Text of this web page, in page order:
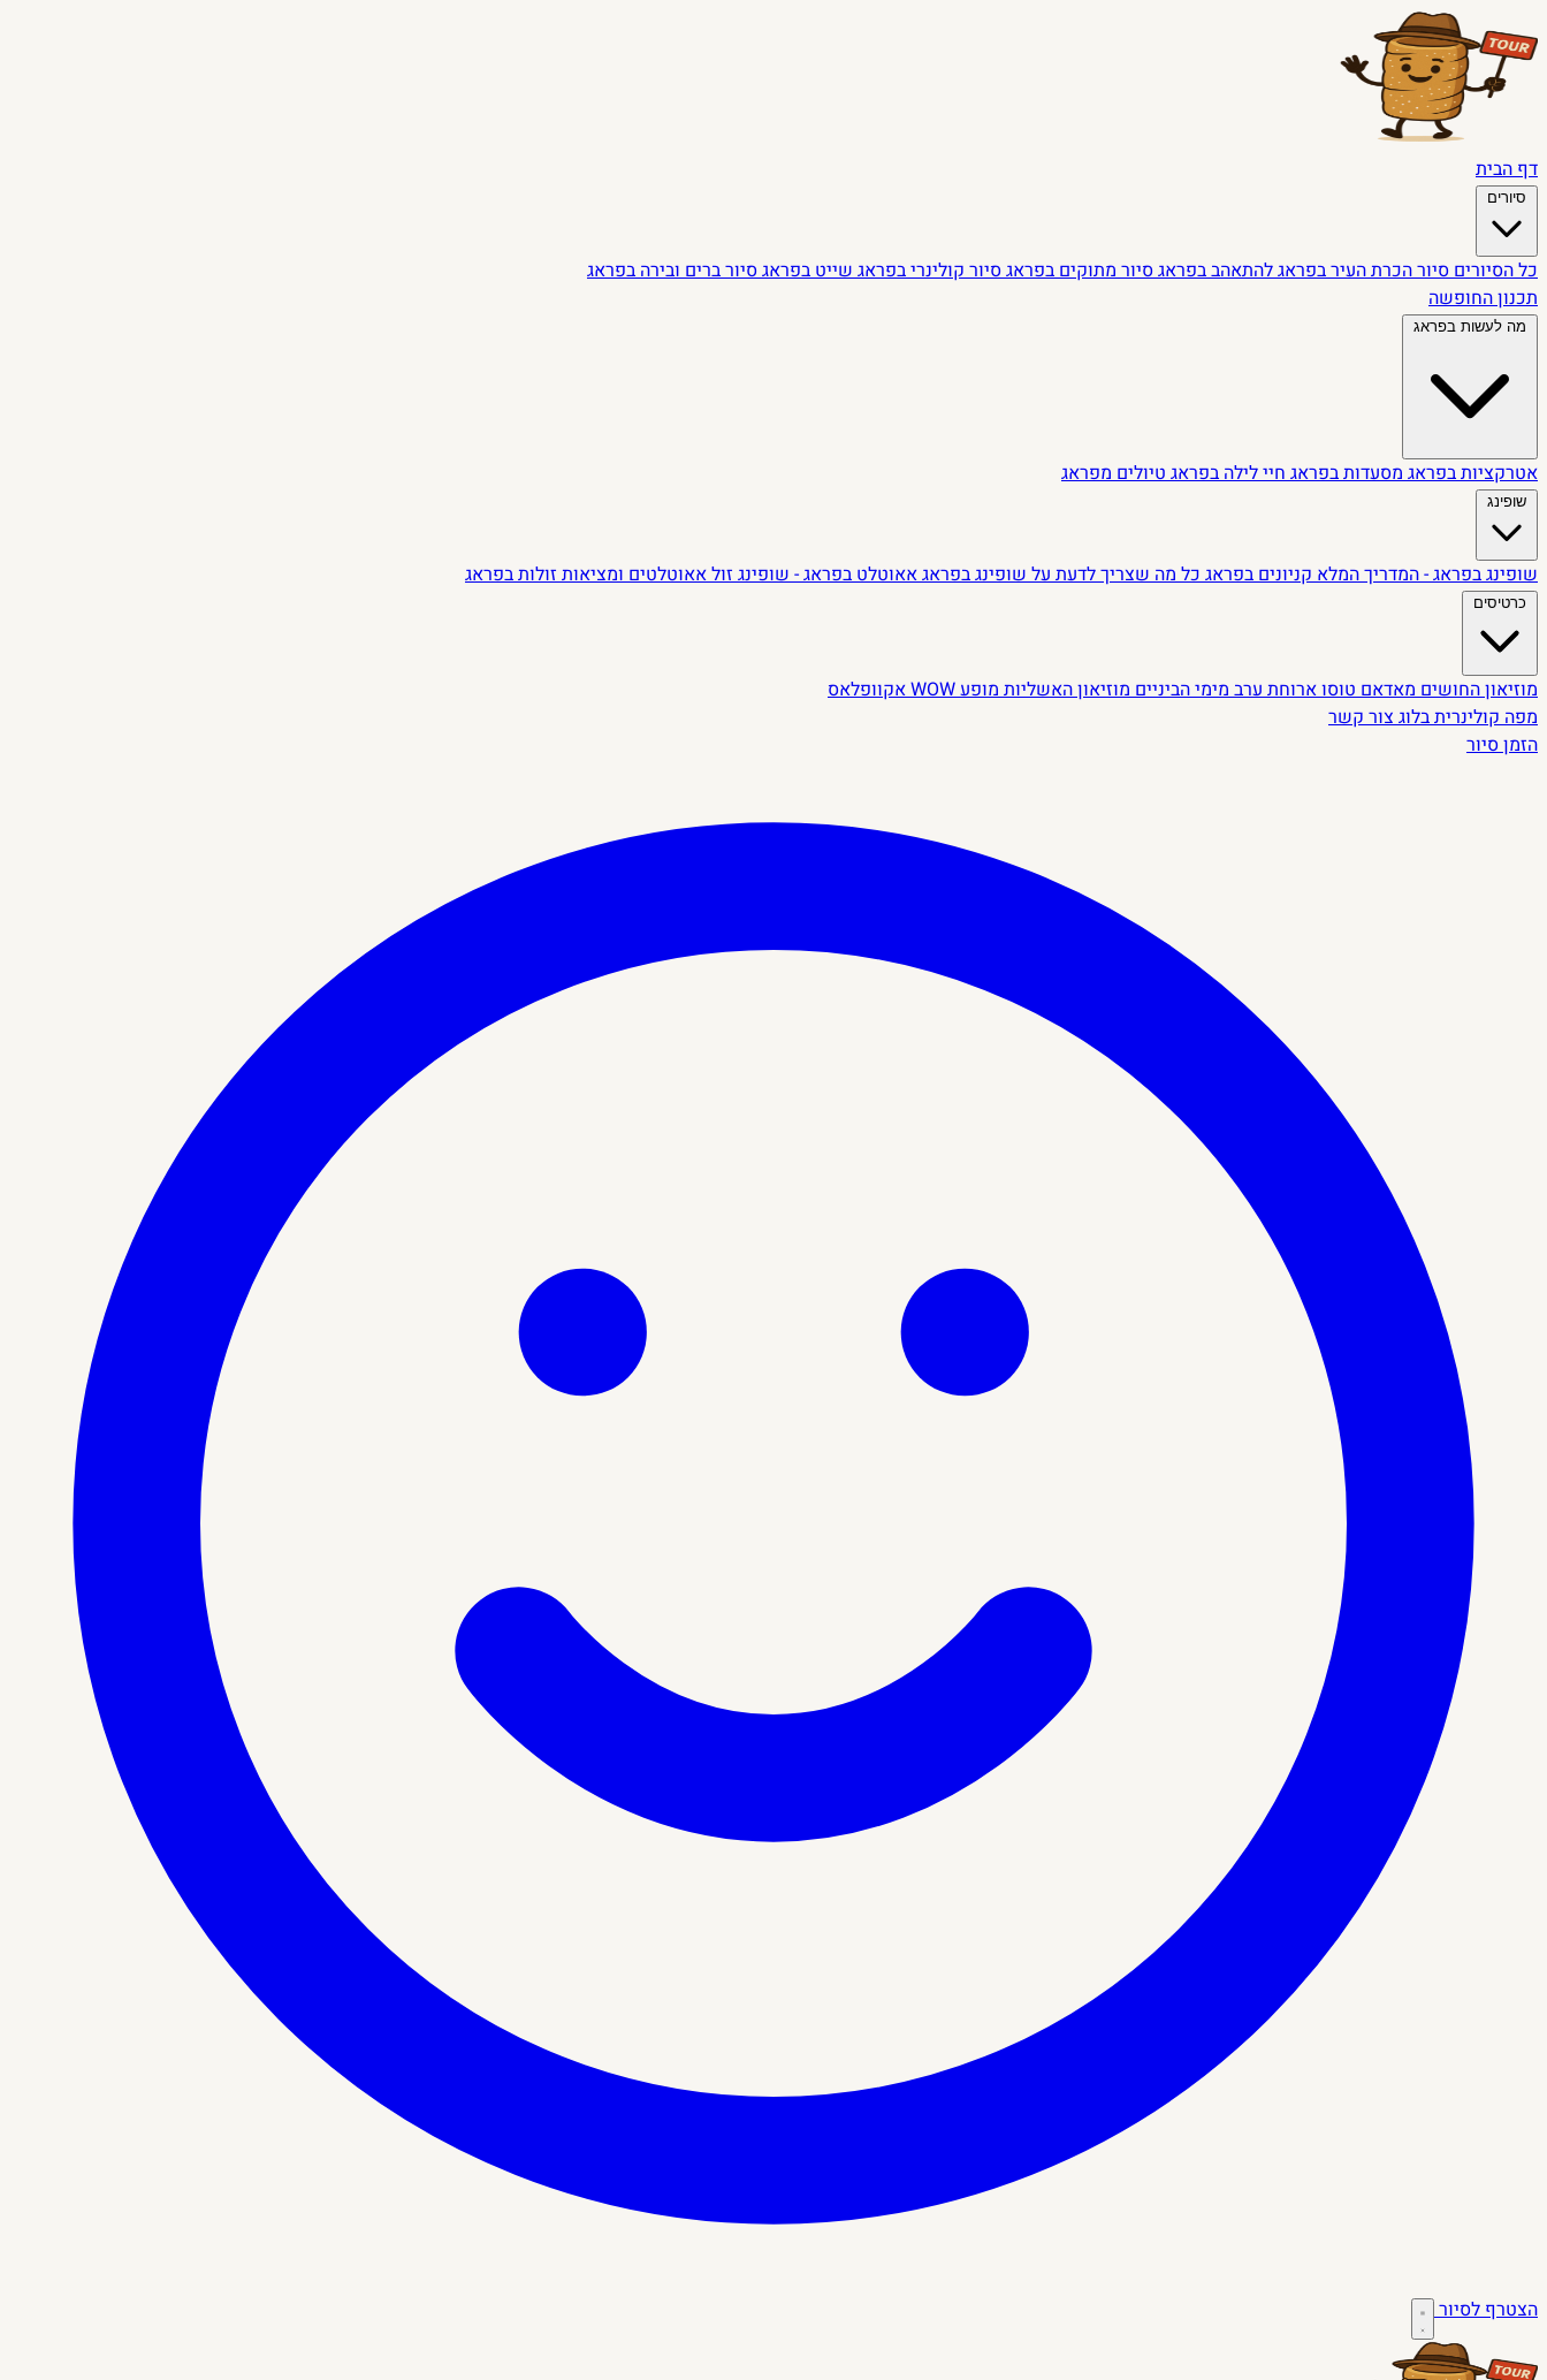
דף הבית
סיורים
כל הסיוריםסיור הכרת העיר בפראגלהתאהב בפראגסיור מתוקים בפראגסיור קולינרי בפראגשייט בפראגסיור ברים ובירה בפראג
תכנון החופשה
מה לעשות בפראג
אטרקציות בפראגמסעדות בפראגחיי לילה בפראגטיולים מפראג
שופינג
שופינג בפראג - המדריך המלאקניונים בפראגכל מה שצריך לדעת על שופינג בפראגאאוטלט בפראג - שופינג זולאאוטלטים ומציאות זולות בפראג
כרטיסים
מוזיאון החושיםמאדאם טוסוארוחת ערב מימי הבינייםמוזיאון האשליותמופע WOW
אקוופלאס
מפה קולינריתבלוגצור קשר
הזמן סיור
הצטרף לסיור